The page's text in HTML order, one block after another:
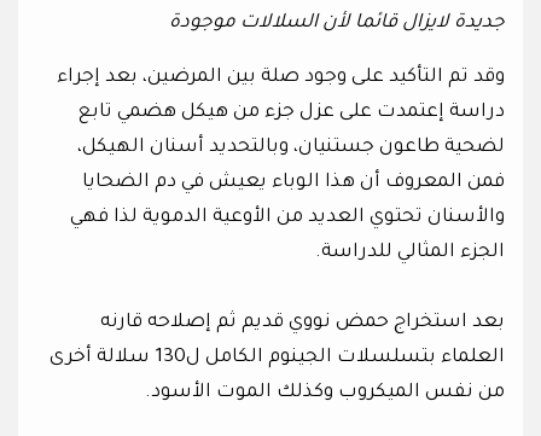
جديدة لايزال قائما لأن السلالات موجودة
وقد تم التأكيد على وجود صلة بين المرضين، بعد إجراء
دراسة إعتمدت على عزل جزء من هيكل هضمي تابع
لضحية طاعون جستنيان، وبالتحديد أسنان الهيكل،
فمن المعروف أن هذا الوباء يعيش في دم الضحايا
والأسنان تحتوي العديد من الأوعية الدموية لذا فهي
الجزء المثالي للدراسة.
بعد استخراج حمض نووي قديم ثم إصلاحه قارنه
العلماء بتسلسلات الجينوم الكامل ل130 سلالة أخرى
من نفس الميكروب وكذلك الموت الأسود.